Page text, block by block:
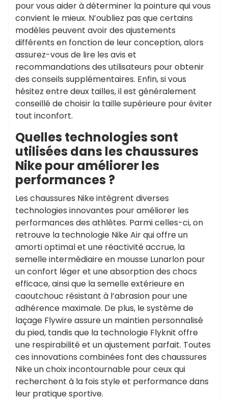
pour vous aider à déterminer la pointure qui vous
convient le mieux. N’oubliez pas que certains
modèles peuvent avoir des ajustements
différents en fonction de leur conception, alors
assurez-vous de lire les avis et
recommandations des utilisateurs pour obtenir
des conseils supplémentaires. Enfin, si vous
hésitez entre deux tailles, il est généralement
conseillé de choisir la taille supérieure pour éviter
tout inconfort.
Quelles technologies sont
utilisées dans les chaussures
Nike pour améliorer les
performances ?
Les chaussures Nike intègrent diverses
technologies innovantes pour améliorer les
performances des athlètes. Parmi celles-ci, on
retrouve la technologie Nike Air qui offre un
amorti optimal et une réactivité accrue, la
semelle intermédiaire en mousse Lunarlon pour
un confort léger et une absorption des chocs
efficace, ainsi que la semelle extérieure en
caoutchouc résistant à l’abrasion pour une
adhérence maximale. De plus, le système de
laçage Flywire assure un maintien personnalisé
du pied, tandis que la technologie Flyknit offre
une respirabilité et un ajustement parfait. Toutes
ces innovations combinées font des chaussures
Nike un choix incontournable pour ceux qui
recherchent à la fois style et performance dans
leur pratique sportive.